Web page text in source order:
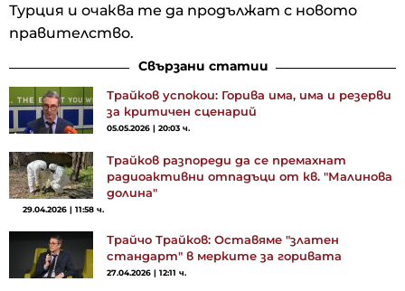
Турция и очаква те да продължат с новото
правителство.
Свързани статии
Трайков успокои: Горива има, има и резерви
за критичен сценарий
05.05.2026 | 20:03 ч.
Трайков разпореди да се премахнат
радиоактивни отпадъци от кв. "Малинова
долина"
29.04.2026 | 11:58 ч.
Трайчо Трайков: Оставяме "златен
стандарт" в мерките за горивата
27.04.2026 | 12:11 ч.